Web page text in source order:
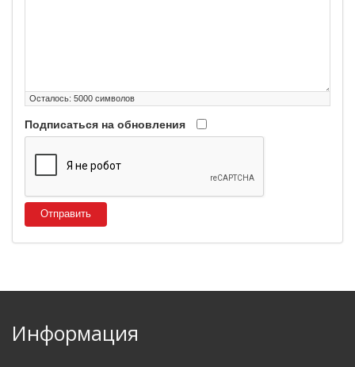
Осталось: 5000 символов
Подписаться на обновления
Отправить
Информация